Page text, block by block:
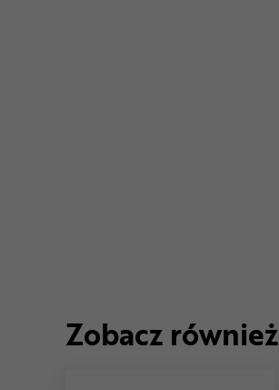
Zobacz również